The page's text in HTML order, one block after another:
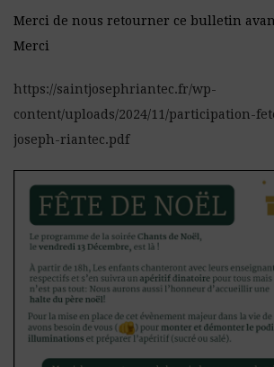
Merci de nous retourner ce bulletin
Merci
https://saintjosephriantec.fr/wp-
content/uploads/2024/11/participation-
joseph-riantec.pdf